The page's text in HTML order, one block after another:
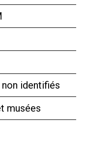
identifiés
musées